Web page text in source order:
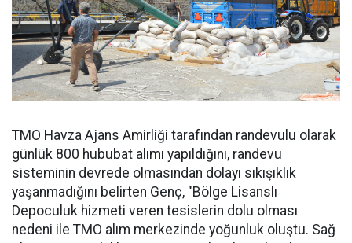
TMO Havza Ajans Amirliği tarafından randevulu olarak
günlük 800 hububat alımı yapıldığını, randevu
sisteminin devrede olmasından dolayı sıkışıklık
yaşanmadığını belirten Genç, "Bölge Lisanslı
Depoculuk hizmeti veren tesislerin dolu olması
nedeni ile TMO alım merkezinde yoğunluk oluştu. Sağ